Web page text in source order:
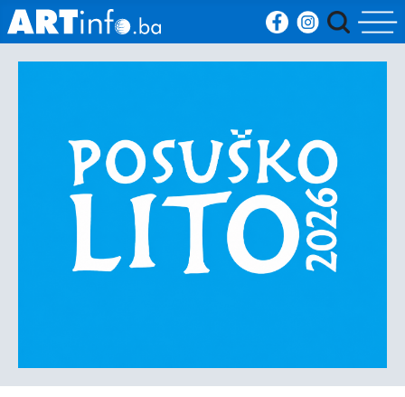
Sport
Kultura
Crna